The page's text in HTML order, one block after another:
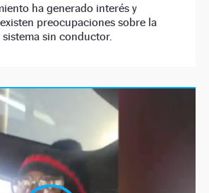
ha generado interés y
preocupaciones sobre la
sin conductor.